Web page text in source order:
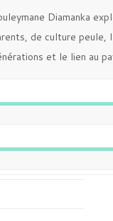
Diamanka
de culture peule,
et le lien au